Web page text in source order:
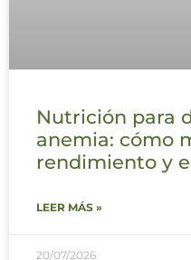
Nutrición para
anemia: cómo
rendimiento y
LEER MÁS »
20/07/2026